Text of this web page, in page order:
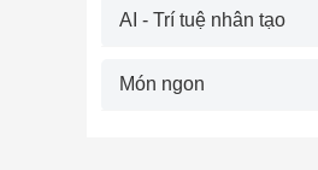
AI - Trí tuệ nhân tạo
Món ngon